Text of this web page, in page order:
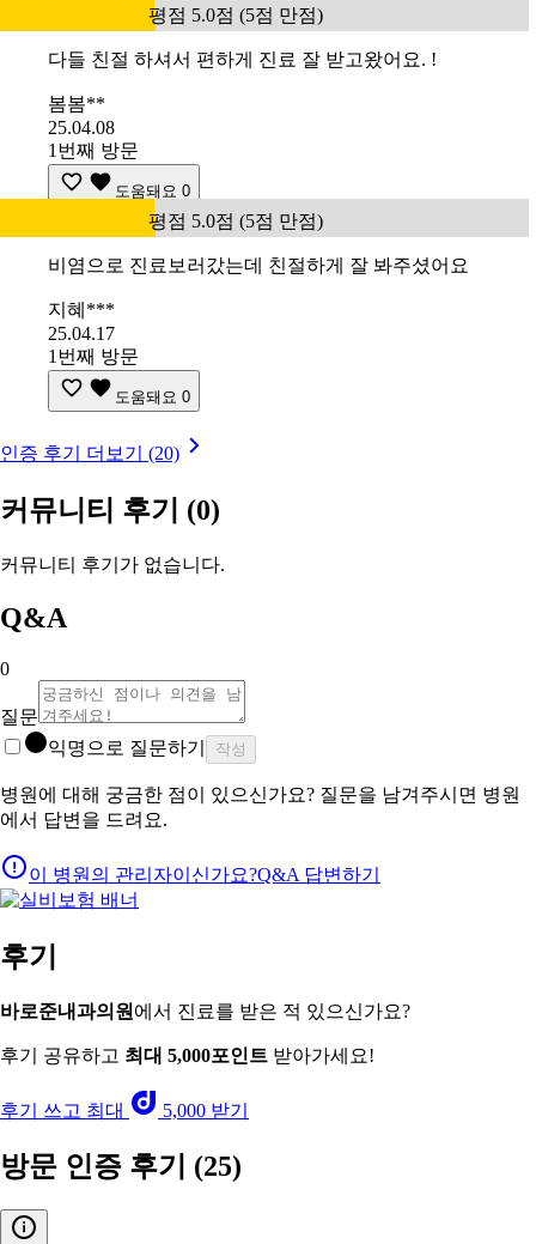
평점 5.0점 (5점 만점)
다들 친절 하셔서 편하게 진료 잘 받고왔어요. !
봄봄**
25.04.08
1번째 방문
도움돼요 0
평점 5.0점 (5점 만점)
비염으로 진료보러갔는데 친절하게 잘 봐주셨어요
지혜***
25.04.17
1번째 방문
도움돼요 0
인증 후기 더보기 (20)
커뮤니티 후기 (0)
커뮤니티 후기가 없습니다.
Q&A
0
질문
익명으로 질문하기
작성
병원에 대해 궁금한 점이 있으신가요? 질문을 남겨주시면 병원
에서 답변을 드려요.
이 병원의 관리자이신가요?Q&A 답변하기
후기
바로준내과의원 에서 진료를 받은 적 있으신가요?
후기 공유하고 최대 5,000포인트 받아가세요!
후기 쓰고 최대 5,000 받기
방문 인증 후기 (25)